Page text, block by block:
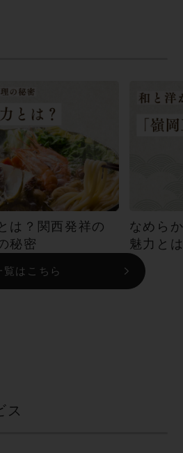
は？関西発祥の
秘密
なめら
魅力と
覧はこちら
ス